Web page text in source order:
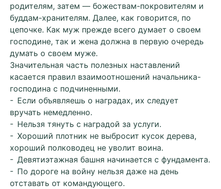
родителям, затем — божествам-покровителям и
буддам-хранителям. Далее, как говорится, по
цепочке. Как муж прежде всего думает о своем
господине, так и жена должна в первую очередь
думать о своем муже.
Значительная часть полезных наставлений
касается правил взаимоотношений начальника-
господина с подчиненными.
- Если объявляешь о наградах, их следует
вручать немедленно.
- Нельзя тянуть с наградой за услуги.
- Хороший плотник не выбросит кусок дерева,
хороший полководец не уволит воина.
- Девятиэтажная башня начинается с фундамента.
- По дороге на войну нельзя даже на день
отставать от командующего.